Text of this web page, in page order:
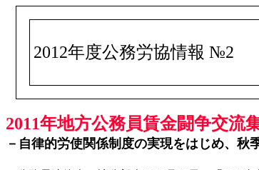
2012年度公務労協情報 №2
2011年地方公務員賃金闘争交流
－自律的労使関係制度の実現をはじめ、秋